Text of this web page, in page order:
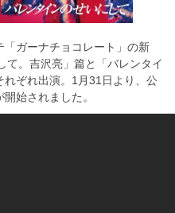
ガーナチョコレート」の新
て。吉沢亮」篇と「バレンタイ
れぞれ出演。1月31日より、公
始されました。